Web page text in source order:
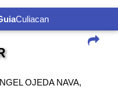
Culiacan
OJEDA NAVA,